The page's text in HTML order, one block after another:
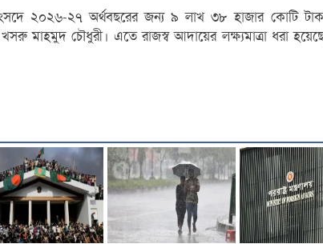
২০২৬-২৭ অর্থবছরের জন্য ৯ লাখ ৩৮ হাজার কোটি
খসরু মাহমুদ চৌধুরী। এতে রাজস্ব আদায়ের লক্ষ্যমাত্রা ধরা